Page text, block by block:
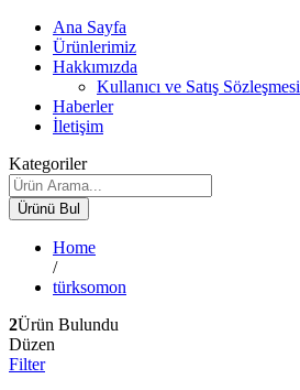
Ana Sayfa
Ürünlerimiz
Hakkımızda
Kullanıcı ve Satış Sözleşmesi
Haberler
İletişim
Kategoriler
Ürünü Bul
Home
/
türksomon
2Ürün Bulundu
Düzen
Filter